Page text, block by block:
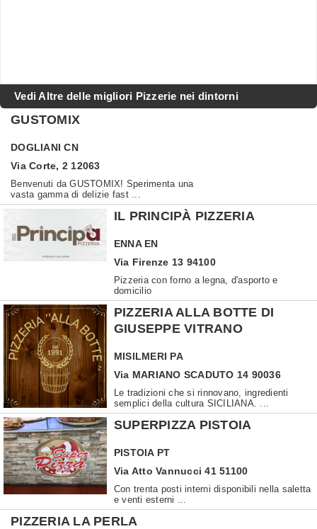
Vedi Altre delle migliori Pizzerie nei dintorni
GUSTOMIX
DOGLIANI CN
Via Corte, 2 12063
Benvenuti da GUSTOMIX! Sperimenta una
vasta gamma di delizie fast ...
IL PRINCIPÀ PIZZERIA
ENNA EN
Via Firenze 13 94100
Pizzeria con forno a legna, d'asporto e
domicilio
PIZZERIA ALLA BOTTE DI
GIUSEPPE VITRANO
MISILMERI PA
Via MARIANO SCADUTO 14 90036
Le tradizioni che si rinnovano, ingredienti
semplici della cultura SICILIANA. ...
SUPERPIZZA PISTOIA
PISTOIA PT
Via Atto Vannucci 41 51100
Con trenta posti interni disponibili nella saletta
e venti esterni ...
PIZZERIA LA PERLA